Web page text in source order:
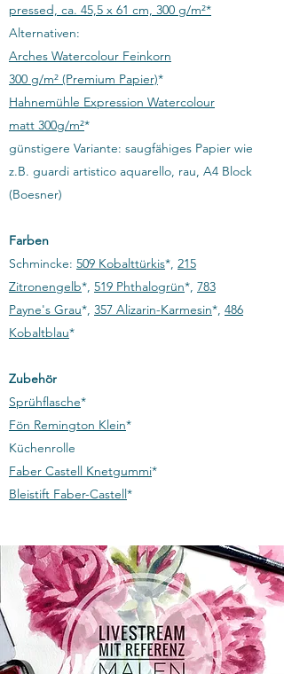
pressed, ca. 45,5 x 61 cm, 300 g/m²*
Alternativen:
Arches Watercolour Feinkorn
300 g/m² (Premium Papier)*
Hahnemühle Expression Watercolour
matt 300g/m²*
günstigere Variante: saugfähiges Papier wie
z.B. guardi artistico aquarello, rau, A4 Block
(Boesner)
Farben
Schmincke: 509 Kobalttürkis*, 215
Zitronengelb*, 519 Phthalogrün*, 783
Payne's Grau*, 357 Alizarin-Karmesin*, 486
Kobaltblau*​
Zubehör
Sprühflasche*
Fön Remington Klein*
Küchenrolle
Faber Castell Knetgummi*
Bleistift Faber-Castell*​